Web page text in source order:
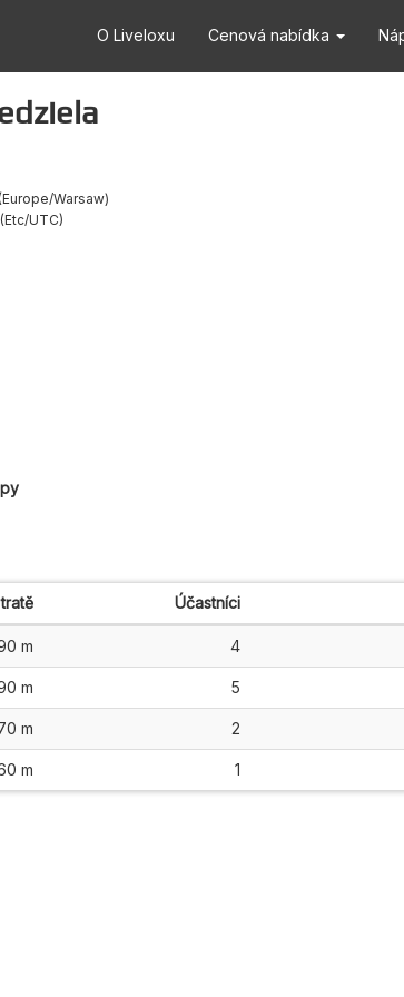
O Liveloxu Cenová nabídka
Europe/Warsaw
Etc/UTC
Účastníci
m 4
m 5
m 2
m 1